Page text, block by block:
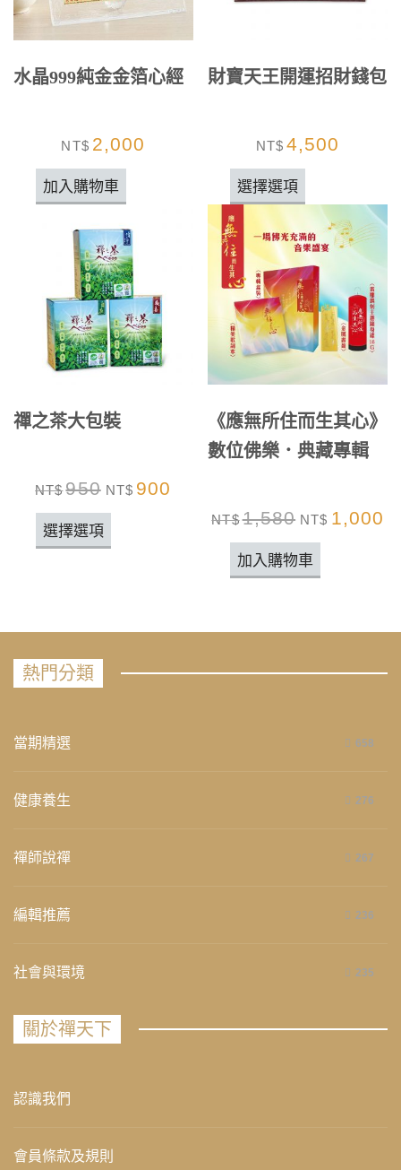
水晶999純金金箔心經
NT$ 2,000
加入購物車
財寶天王開運招財錢包
NT$ 4,500
選擇選項
禪之茶大包裝
NT$950 NT$ 900
選擇選項
《應無所住而生其心》
數位佛樂．典藏專輯
NT$1,580 NT$ 1,000
加入購物車
熱門分類
當期精選 658
健康養生 276
禪師說禪 267
編輯推薦 236
社會與環境 235
關於禪天下
認識我們
會員條款及規則